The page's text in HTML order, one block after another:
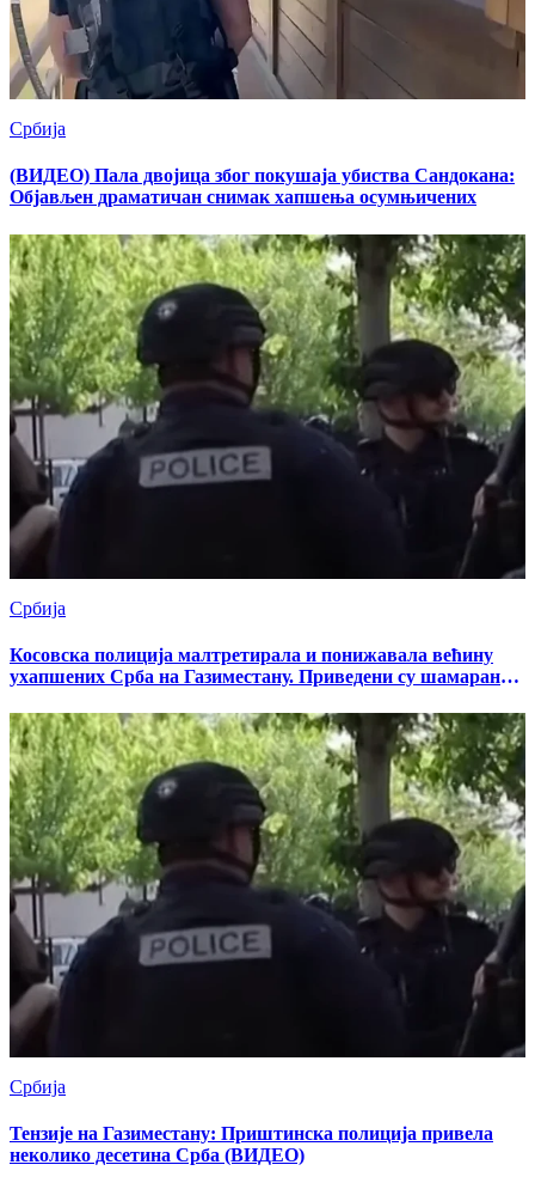
Србија
(ВИДЕО) Пала двојица због покушаја убиства Сандокана:
Објављен драматичан снимак хапшења осумњичених
Србија
Косовска полиција малтретирала и понижавала већину
ухапшених Срба на Газиместану. Приведени су шамарани
од њих да гласно узвикују „Косово република“
Србија
Тензије на Газиместану: Приштинска полиција привела
неколико десетина Срба (ВИДЕО)